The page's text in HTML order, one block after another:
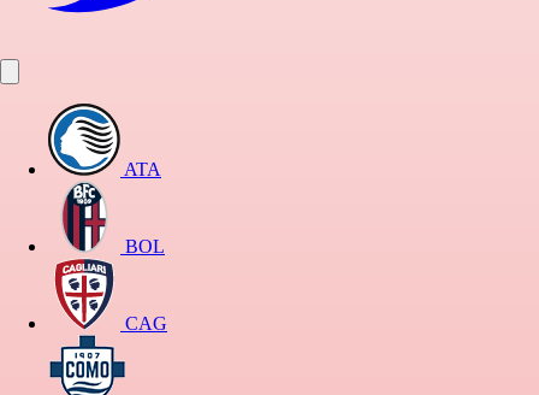
ATA
BOL
CAG